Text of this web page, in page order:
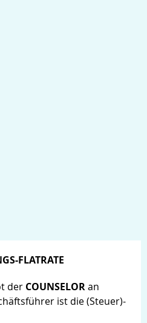
FLATRATE
der COUNSELORan
ist die (Steuer)-